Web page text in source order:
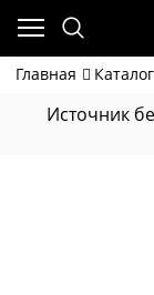
Главная Каталог
Источник